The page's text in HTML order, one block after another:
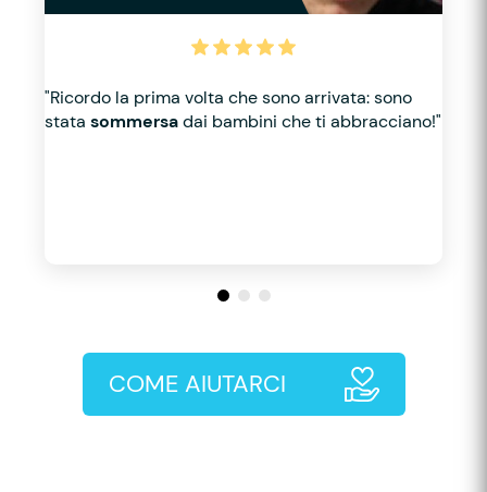
"Ricordo la prima volta che sono arrivata: sono
stata sommersadai bambini che ti abbracciano!"
COME AIUTARCI